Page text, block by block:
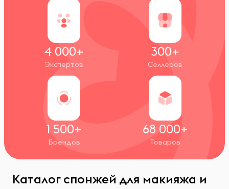
4 000+
Экспертов
300+
Селлеров
1 500+
Брендов
68 000+
Товаров
Каталог спонжей для макияжа и